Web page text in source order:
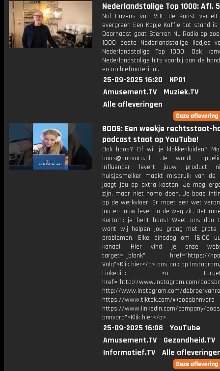
Nederlandstalige Top 1000: Afl. 5
Nol Havens van VOF de Kunst
evergreen Een Kopje Koffie tot stand is
Daarnaast gaat Sterren NL Radio op
1000 beste Nederlandstalige liedjes
Nederlandstalige Top 1000. Ook
Nederlandstalige hits voorbij aan de
en archiefmateriaal.
25-09-2025 16:20
NPO1
Amusement.TV
Muziek.TV
Alle afleveringen
BOOS: Een weekje rechtsstaat-
podcast staat op YouTube!
Ook boos? Of wil je klokkenluiden?
boos@bnnvara.nl! Je wordt
influencer levert jouw product
huisjesmelker maakt misbruik van de
jaagt jou op extra kosten. Je mag
zijn, maar niet homo doen. Je baas
op de werkvloer. Er moet een wet
jou en jouw leven in de weg zit. Het
Kortom: je bent boos! Weet ons dan
want wij helpen jou graag met grote
problemen. Elke dinsdag om 16:00
kanaal! Hier vind je onze
target="_blank" href="https://
Volg">Klik hier</a> ons ook op
Linkedin: <a
href="http://www.instagram.com/
http://www.instagram.com/
https://www.tiktok.com/@boosbnnvara
https://www.linkedin.com/company/
bnnvara">Klik hier</a>
25-09-2025 16:08
YouTube
Amusement.TV
Gezondheid.TV
Informatief.TV
Alle